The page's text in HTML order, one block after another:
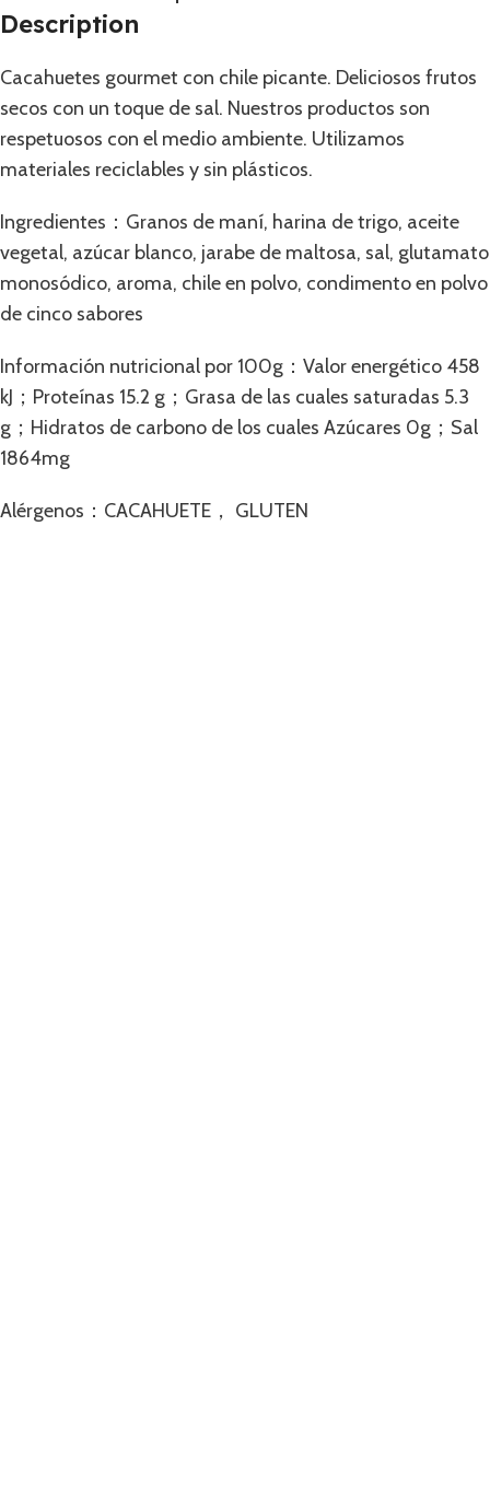
Description
Cacahuetes gourmet con chile picante. Deliciosos frutos
secos con un toque de sal. Nuestros productos son
respetuosos con el medio ambiente. Utilizamos
materiales reciclables y sin plásticos.
Ingredientes：Granos de maní, harina de trigo, aceite
vegetal, azúcar blanco, jarabe de maltosa, sal, glutamato
monosódico, aroma, chile en polvo, condimento en polvo
de cinco sabores
Información nutricional por 100g：Valor energético 458
kJ；Proteínas 15.2 g；Grasa de las cuales saturadas 5.3
g；Hidratos de carbono de los cuales Azúcares 0g；Sal
1864mg
Alérgenos：CACAHUETE， GLUTEN